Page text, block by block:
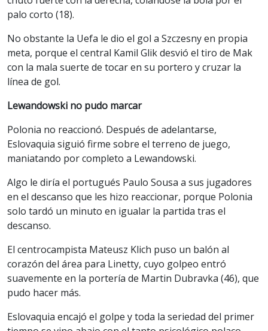
palo corto (18).
No obstante la Uefa le dio el gol a Szczesny en propia
meta, porque el central Kamil Glik desvió el tiro de Mak
con la mala suerte de tocar en su portero y cruzar la
línea de gol.
Lewandowski no pudo marcar
Polonia no reaccionó. Después de adelantarse,
Eslovaquia siguió firme sobre el terreno de juego,
maniatando por completo a Lewandowski.
Algo le diría el portugués Paulo Sousa a sus jugadores
en el descanso que les hizo reaccionar, porque Polonia
solo tardó un minuto en igualar la partida tras el
descanso.
El centrocampista Mateusz Klich puso un balón al
corazón del área para Linetty, cuyo golpeo entró
suavemente en la portería de Martin Dubravka (46), que
pudo hacer más.
Eslovaquia encajó el golpe y toda la seriedad del primer